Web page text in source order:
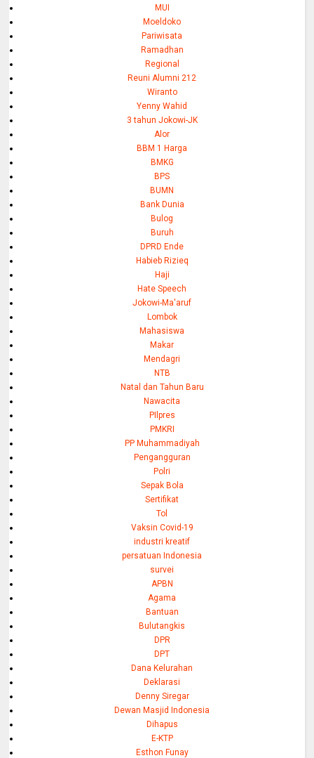
MUI
Moeldoko
Pariwisata
Ramadhan
Regional
Reuni Alumni 212
Wiranto
Yenny Wahid
3 tahun Jokowi-JK
Alor
BBM 1 Harga
BMKG
BPS
BUMN
Bank Dunia
Bulog
Buruh
DPRD Ende
Habieb Rizieq
Haji
Hate Speech
Jokowi-Ma'aruf
Lombok
Mahasiswa
Makar
Mendagri
NTB
Natal dan Tahun Baru
Nawacita
PIlpres
PMKRI
PP Muhammadiyah
Pengangguran
Polri
Sepak Bola
Sertifikat
Tol
Vaksin Covid-19
industri kreatif
persatuan Indonesia
survei
APBN
Agama
Bantuan
Bulutangkis
DPR
DPT
Dana Kelurahan
Deklarasi
Denny Siregar
Dewan Masjid Indonesia
Dihapus
E-KTP
Esthon Funay